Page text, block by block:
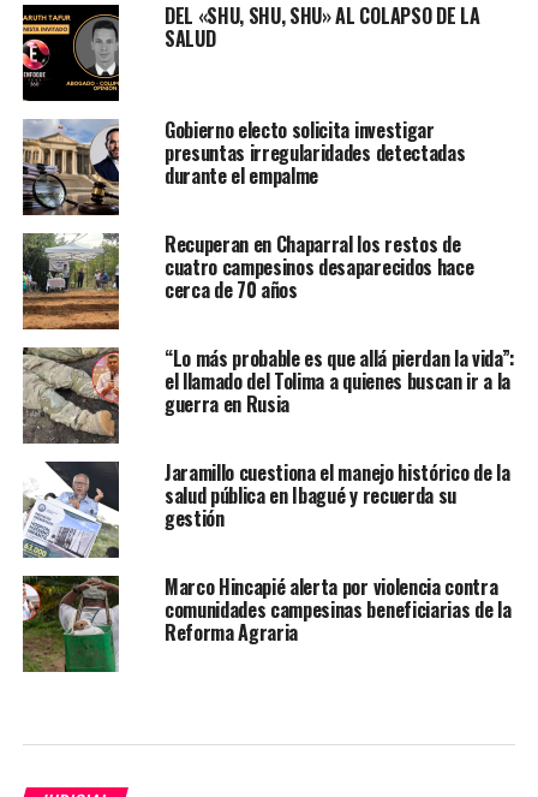
DEL «SHU, SHU, SHU» AL COLAPSO DE LA
SALUD
Gobierno electo solicita investigar
presuntas irregularidades detectadas
durante el empalme
Recuperan en Chaparral los restos de
cuatro campesinos desaparecidos hace
cerca de 70 años
“Lo más probable es que allá pierdan la vida”:
el llamado del Tolima a quienes buscan ir a la
guerra en Rusia
Jaramillo cuestiona el manejo histórico de la
salud pública en Ibagué y recuerda su
gestión
Marco Hincapié alerta por violencia contra
comunidades campesinas beneficiarias de la
Reforma Agraria